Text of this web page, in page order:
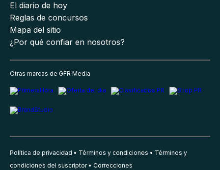
El diario de hoy
Reglas de concursos
Mapa del sitio
¿Por qué confiar en nosotros?
Otras marcas de GFR Media
Política de privacidad Términos y condiciones
Términos y
condiciones del suscriptor
Correcciones